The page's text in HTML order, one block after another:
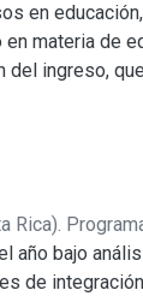
en
materia de
ingreso,
a
Rica).
año bajo
de